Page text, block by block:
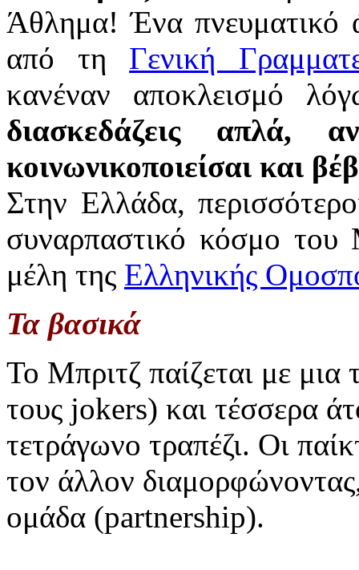
Άθλημα! Ένα πνευματικό
από τη Γενική
κανέναν αποκλεισμό
διασκεδάζεις απλά,
κοινωνικοποιείσαι και
Στην Ελλάδα,
συναρπαστικό κόσμο του
μέλη της Ελληνικής
Τα βασικά
Το Μπριτζ παίζεται με
τους jokers) και τέσσερα
τετράγωνo τραπέζι. Οι
τον άλλον
ομάδα (partnership).